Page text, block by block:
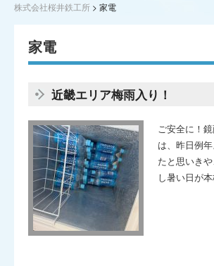
株式会社桜井鉄工所 > 家電
家電
近畿エリア梅雨入り！
ご安全に！
は、昨日例
たと思いき
し暑い日が